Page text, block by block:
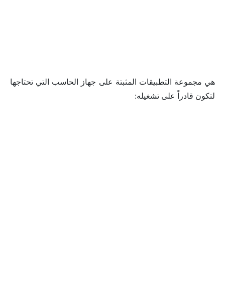
هي مجموعة التطبيقات المثبتة على جهاز الحاسب التي تحتاجها
لتكون قادراً على تشغيله: